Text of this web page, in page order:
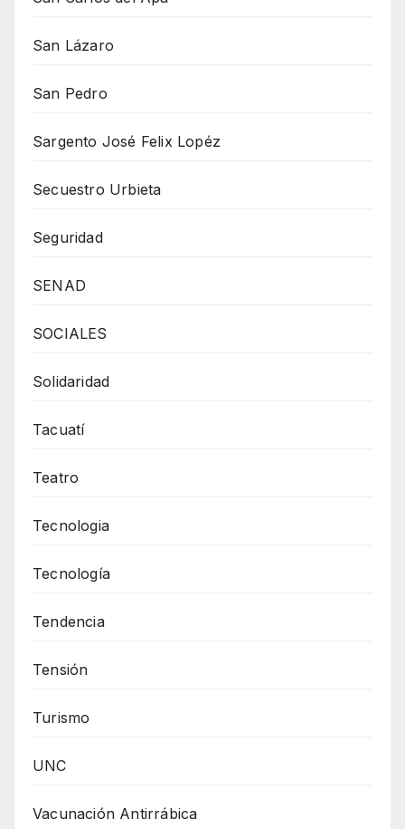
San Lázaro
San Pedro
Sargento José Felix Lopéz
Secuestro Urbieta
Seguridad
SENAD
SOCIALES
Solidaridad
Tacuatí
Teatro
Tecnologia
Tecnología
Tendencia
Tensión
Turismo
UNC
Vacunación Antirrábica